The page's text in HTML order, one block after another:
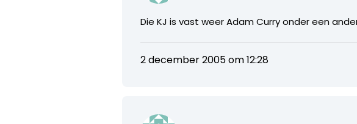
Die KJ is vast weer Adam Curry onder een
2 december 2005 om 12:28